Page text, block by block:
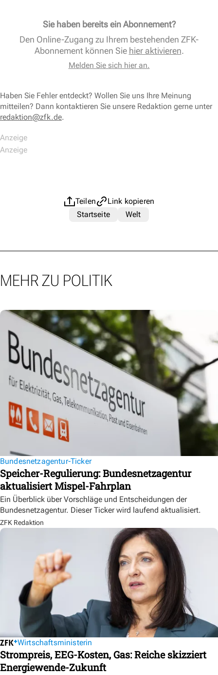
Sie haben bereits ein Abonnement?
Den Online-Zugang zu Ihrem bestehenden ZFK-
Abonnement können Sie hier aktivieren.
Melden Sie sich hier an.
Haben Sie Fehler entdeckt? Wollen Sie uns Ihre Meinung
mitteilen? Dann kontaktieren Sie unsere Redaktion gerne unter
redaktion@zfk.de.
Teilen
Link kopieren
Startseite
Welt
MEHR ZU POLITIK
Bundesnetzagentur-Ticker
Speicher-Regulierung: Bundesnetzagentur
aktualisiert Mispel-Fahrplan
Ein Überblick über Vorschläge und Entscheidungen der
Bundesnetzagentur. Dieser Ticker wird laufend aktualisiert.
ZFK Redaktion
Wirtschaftsministerin
Strompreis, EEG-Kosten, Gas: Reiche skizziert
Energiewende-Zukunft